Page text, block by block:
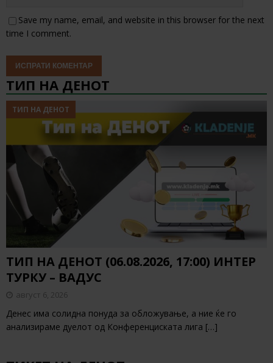
Save my name, email, and website in this browser for the next
time I comment.
ТИП НА ДЕНОТ
ТИП НА ДЕНОТ
ТИП НА ДЕНОТ (06.08.2026, 17:00) ИНТЕР
ТУРКУ – ВАДУС
август 6, 2026
Денес има солидна понуда за обложување, а ние ќе го
анализираме дуелот од Конференциската лига […]